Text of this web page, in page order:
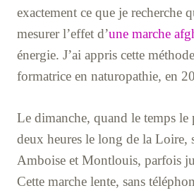
exactement ce que je recherche
mesurer l’effet d’une marche
énergie. J’ai appris cette
formatrice en naturopathie, en
Le dimanche, quand le temps le
deux heures le long de la Loire,
Amboise et Montlouis, parfois
Cette marche lente, sans